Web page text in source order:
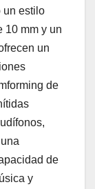
un estilo
10 mm y un
un
de
de
y